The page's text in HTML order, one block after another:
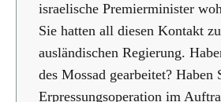
israelische Premierminister
Sie hatten all diesen Kontakt
ausländischen Regierung.
des Mossad gearbeitet? Haben
Erpressungsoperation im